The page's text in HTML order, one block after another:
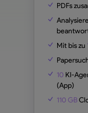
PDFs
Mit bis zu
10 KI-
(App)
110 GB